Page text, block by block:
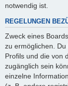
notwendig ist.
REGELUNGEN
Zweck eines
zu ermöglichen.
Profils und die von
zugänglich sein
einzelne